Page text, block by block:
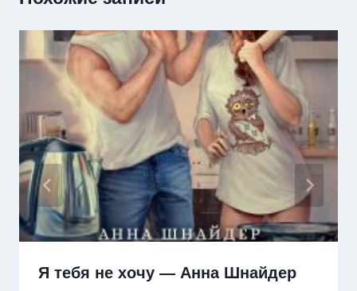
Я тебя не хочу — Анна Шнайдер